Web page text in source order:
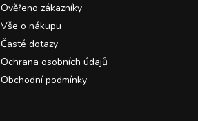
Ověřeno zákazníky
Vše o nákupu
Časté dotazy
Ochrana osobních údajů
Obchodní podmínky